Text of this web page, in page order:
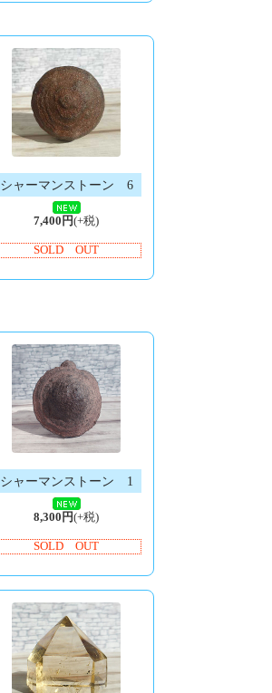
シャーマンストーン 6
7,400円(+税)
SOLD OUT
シャーマンストーン 1
8,300円(+税)
SOLD OUT